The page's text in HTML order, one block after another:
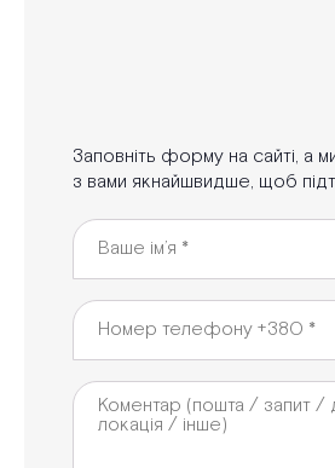
Заповніть форму на сайті, а
з вами якнайшвидше, щоб